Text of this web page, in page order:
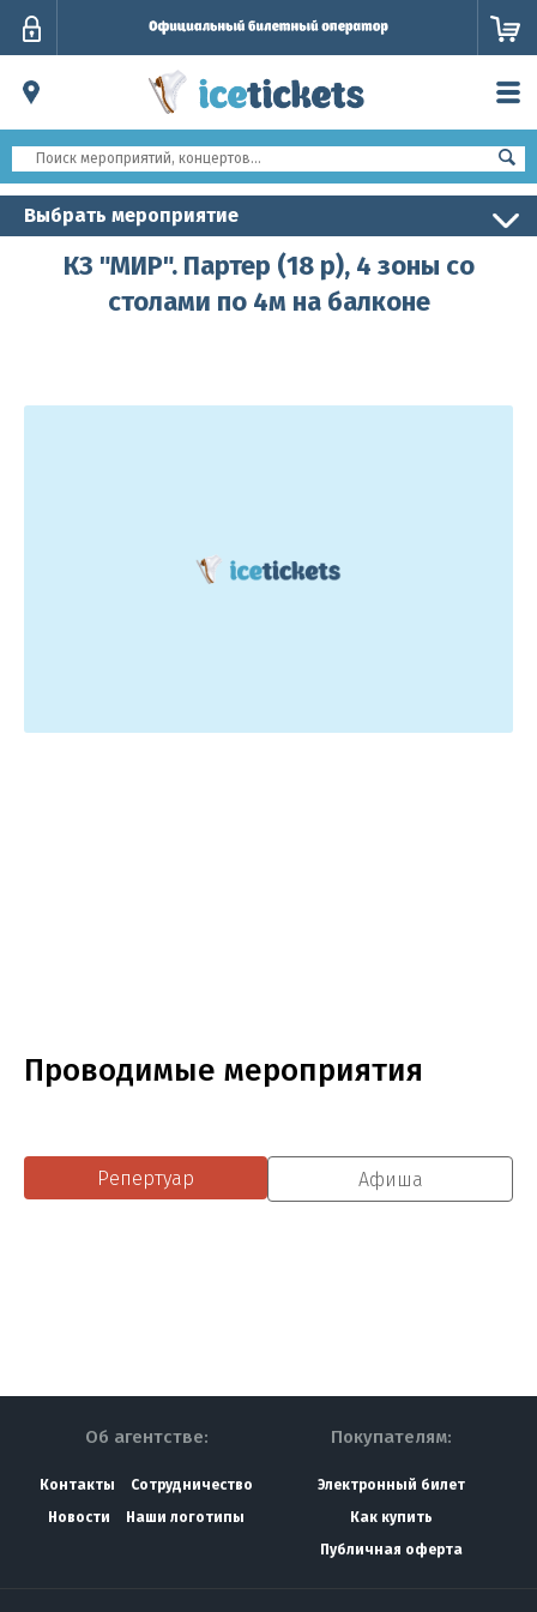
Выбрать мероприятие
КЗ "МИР". Партер (18 р), 4 зоны со
столами по 4м на балконе
Проводимые мероприятия
Репертуар Афиша
Об агентстве:
Контакты
Сотрудничество
Новости
Наши логотипы
Покупателям:
Электронный билет
Как купить
Публичная оферта